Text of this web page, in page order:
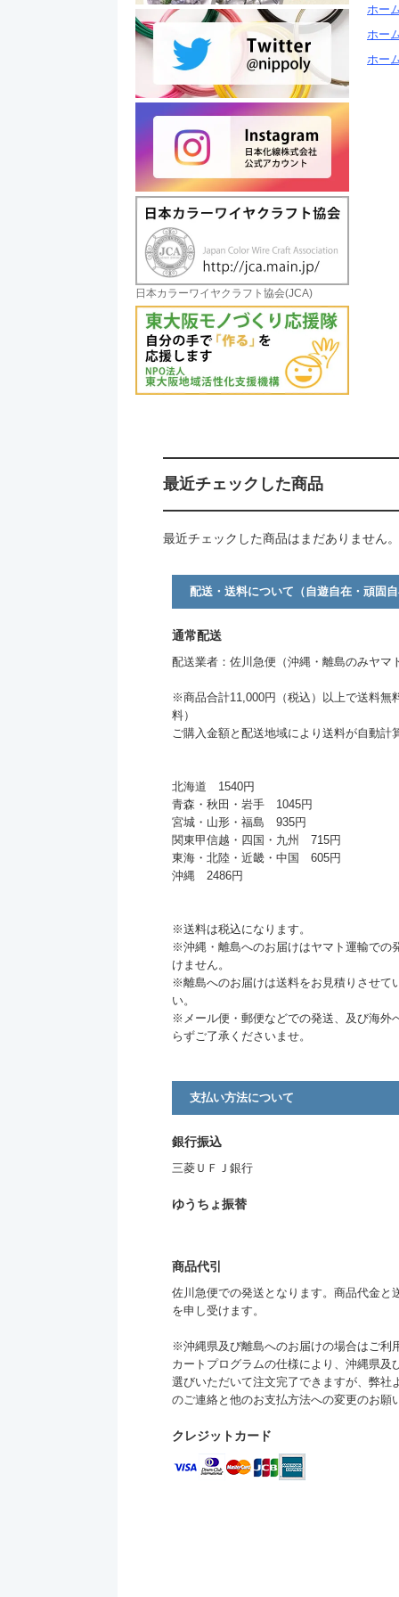
ホー
ホー
ホー
日本カラーワイヤクラフト協会(JCA)
最近チェックした商品
最近チェックした商品はまだありません
配送・送料について（自遊自在・頑固
通常配送
配送業者：佐川急便（沖縄・離島のみヤマ
※商品合計11,000円（税込）以上で送料無
料）
ご購入金額と配送地域により送料が自動計
北海道 1540円
青森・秋田・岩手 1045円
宮城・山形・福島 935円
関東甲信越・四国・九州 715円
東海・北陸・近畿・中国 605円
沖縄 2486円
※送料は税込になります。
※沖縄・離島へのお届けはヤマト運輸での
けません。
※離島へのお届けは送料をお見積りさせて
い。
※メール便・郵便などでの発送、及び海外
らずご了承くださいませ。
支払い方法について
銀行振込
三菱ＵＦＪ銀行
ゆうちょ振替
商品代引
佐川急便での発送となります。商品代金と
を申し受けます。
※沖縄県及び離島へのお届けの場合はご利
カートプログラムの仕様により、沖縄県及
選びいただいて注文完了できますが、弊社
のご連絡と他のお支払方法への変更のお
クレジットカード